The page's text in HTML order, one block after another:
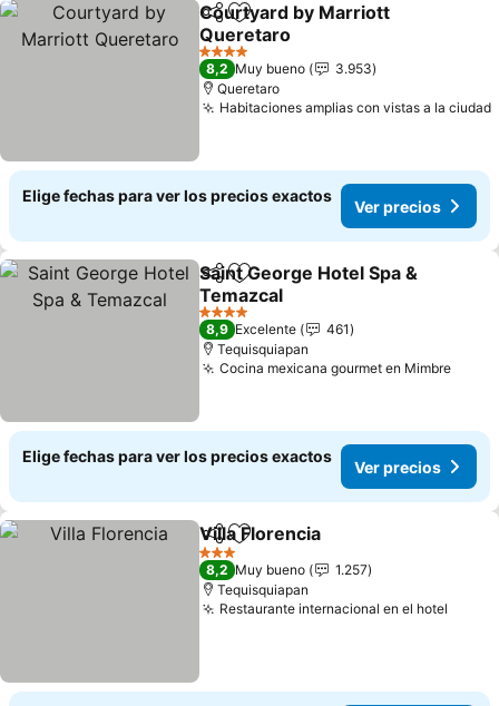
CompartirAgregar a favoritos
Courtyard by Marriott
Queretaro
4 Estrellas
8,2 Muy bueno
3.953
Queretaro
Habitaciones amplias con vistas a la ciudad
Elige fechas para ver los precios exactos
Ver precios
CompartirAgregar a favoritos
Saint George Hotel Spa &
Temazcal
4 Estrellas
8,9 Excelente
461
Tequisquiapan
Cocina mexicana gourmet en Mimbre
Elige fechas para ver los precios exactos
Ver precios
CompartirAgregar a favoritos
Villa Florencia
3 Estrellas
8,2 Muy bueno
1.257
Tequisquiapan
Restaurante internacional en el hotel